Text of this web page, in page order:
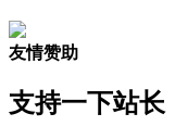
友情赞助
支持一下站长